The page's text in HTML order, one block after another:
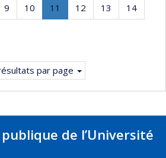
Page
9 Page
10 Page
11
Page
Page
12 Page
13 Page
14
par page
de l’Université